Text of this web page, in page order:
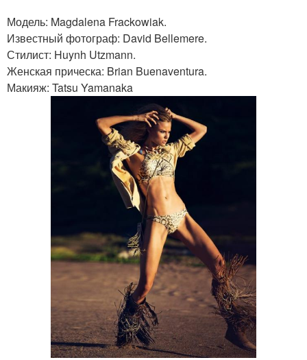
Модель: Magdalena Frackowiak.
Известный фотограф: David Bellemere.
Стилист: Huynh Utzmann.
Женская прическа: Brian Buenaventura.
Макияж: Tatsu Yamanaka